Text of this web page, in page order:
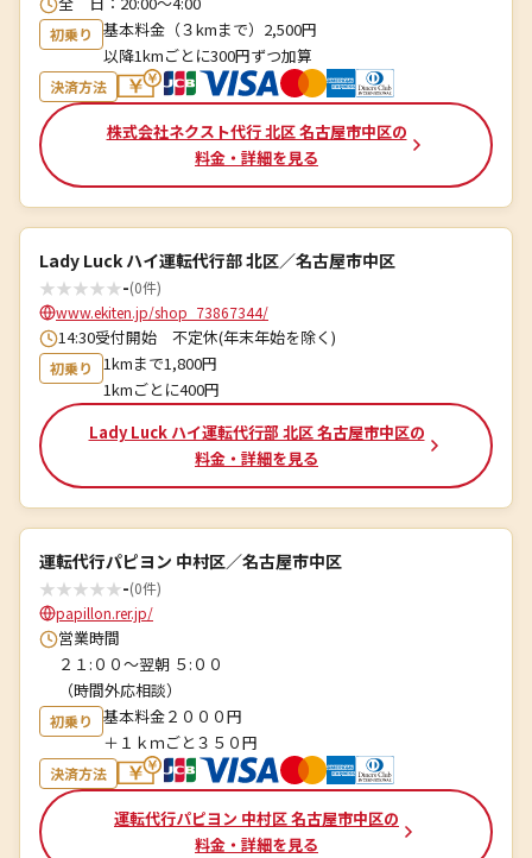
初乗り
基本料金（３kmまで）2,500円
以降1kmごとに300円ずつ加算
決済方法
株式会社ネクスト代行 北区 名古屋市中区の
料金・詳細を見る
Lady Luck ハイ運転代行部 北区／名古屋市中区
★★★★★-(0件)
www.ekiten.jp/shop_73867344/
14:30受付開始 不定休(年末年始を除く)
初乗り
1kmまで1,800円
1kmごとに400円
Lady Luck ハイ運転代行部 北区 名古屋市中区の
料金・詳細を見る
運転代行パピヨン 中村区／名古屋市中区
★★★★★-(0件)
papillon.rer.jp/
営業時間
２１:００～翌朝 ５:００
（時間外応相談）
初乗り
基本料金２０００円
＋１ｋｍごと３５０円
決済方法
運転代行パピヨン 中村区 名古屋市中区の
料金・詳細を見る